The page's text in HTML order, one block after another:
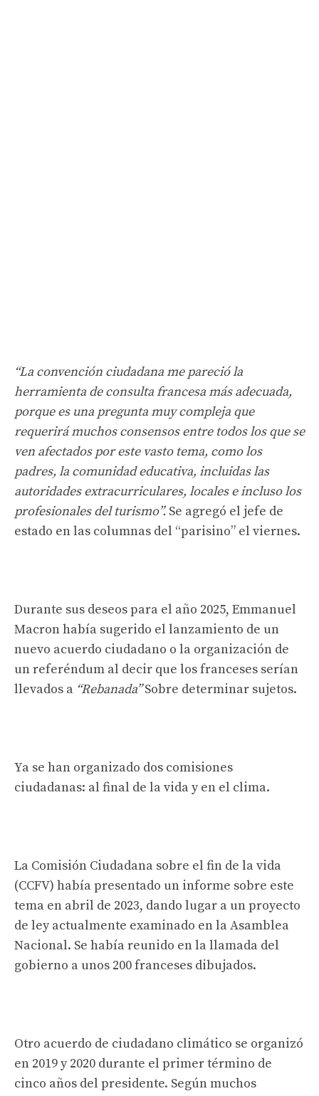
“La convención ciudadana me pareció la
herramienta de consulta francesa más adecuada,
porque es una pregunta muy compleja que
requerirá muchos consensos entre todos los que se
ven afectados por este vasto tema, como los
padres, la comunidad educativa, incluidas las
autoridades extracurriculares, locales e incluso los
profesionales del turismo”. Se agregó el jefe de
estado en las columnas del “parisino” el viernes.
Durante sus deseos para el año 2025, Emmanuel
Macron había sugerido el lanzamiento de un
nuevo acuerdo ciudadano o la organización de
un referéndum al decir que los franceses serían
llevados a “Rebanada”Sobre determinar sujetos.
Ya se han organizado dos comisiones
ciudadanas: al final de la vida y en el clima.
La Comisión Ciudadana sobre el fin de la vida
(CCFV) había presentado un informe sobre este
tema en abril de 2023, dando lugar a un proyecto
de ley actualmente examinado en la Asamblea
Nacional. Se había reunido en la llamada del
gobierno a unos 200 franceses dibujados.
Otro acuerdo de ciudadano climático se organizó
en 2019 y 2020 durante el primer término de
cinco años del presidente. Según muchos